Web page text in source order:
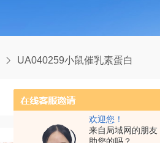
欢迎您！
来自局域网的朋
UA040259小鼠催乳素蛋白